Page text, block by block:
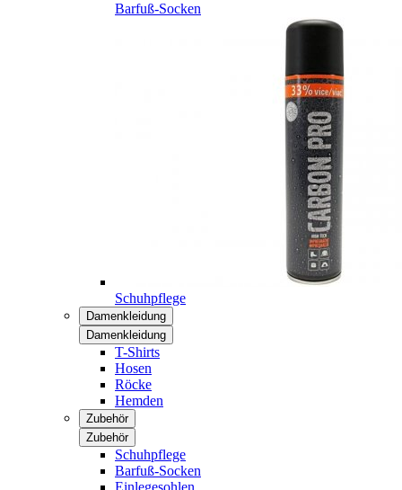
Barfuß-Socken
Schuhpflege
Damenkleidung
Damenkleidung
T-Shirts
Hosen
Röcke
Hemden
Zubehör
Zubehör
Schuhpflege
Barfuß-Socken
Einlegesohlen